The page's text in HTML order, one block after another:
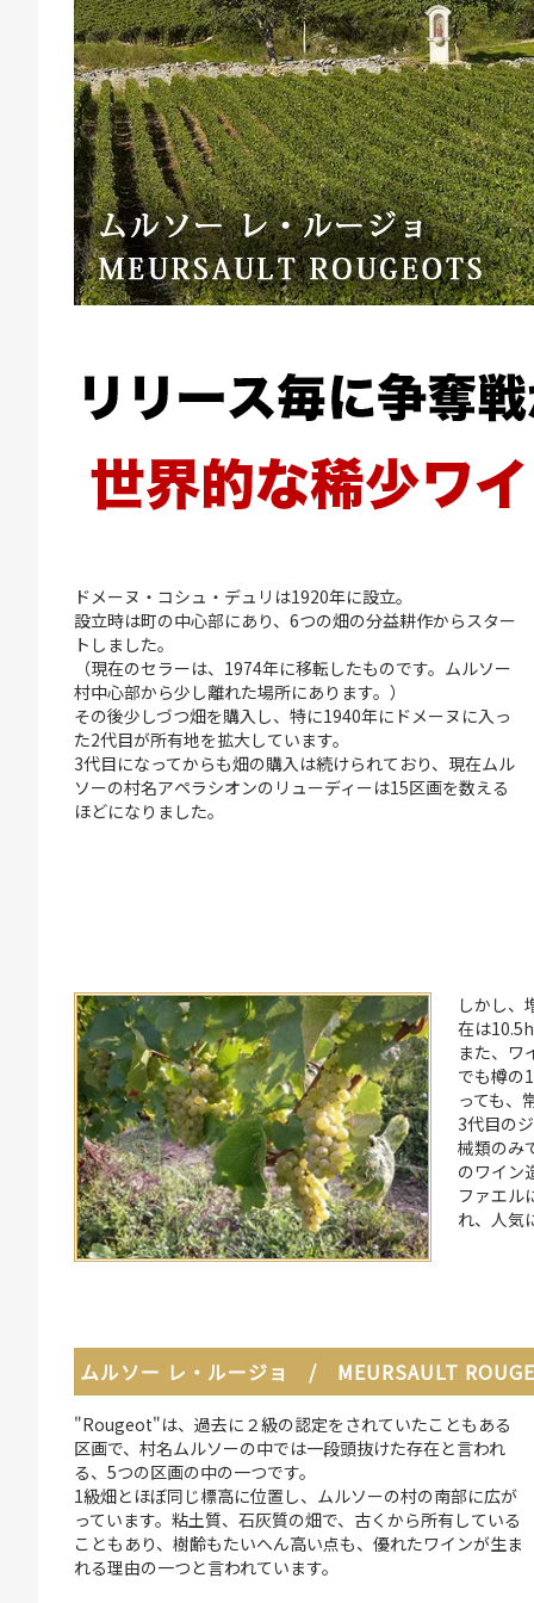
ドメーヌ・コシュ・デュリは1920年に設立。
設立時は町の中心部にあり、6つの畑の分益耕作からスター
トしました。
（現在のセラーは、1974年に移転したものです。ムルソー
村中心部から少し離れた場所にあります。）
その後少しづつ畑を購入し、特に1940年にドメーヌに入っ
た2代目が所有地を拡大しています。
3代目になってからも畑の購入は続けられており、現在ムル
ソーの村名アペラシオンのリューディーは15区画を数える
ほどになりました。
しかし、
在は
また、ワ
でも樽の
っても、
3代目の
械類のみ
のワイン
ファエル
れ、人気
ムルソー レ・ルージョ / MEURSAULT
"Rougeot"は、過去に２級の認定をされていたこともある
区画で、村名ムルソーの中では一段頭抜けた存在と言われ
る、5つの区画の中の一つです。
1級畑とほぼ同じ標高に位置し、ムルソーの村の南部に広が
っています。粘土質、石灰質の畑で、古くから所有している
こともあり、樹齢もたいへん高い点も、優れたワインが生ま
れる理由の一つと言われています。